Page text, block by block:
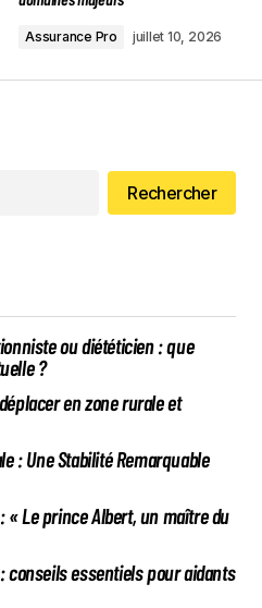
Assurance Pro juillet 10, 2026
Rechercher
ou diététicien : que
?
en zone rurale et
: Une Stabilité Remarquable
« Le prince Albert, un maître du
conseils essentiels pour aidants